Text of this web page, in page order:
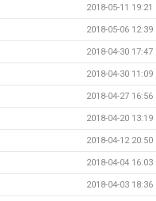
2018-05-11 19:21
2018-05-06 12:39
2018-04-30 17:47
2018-04-30 11:09
2018-04-27 16:56
2018-04-20 13:19
2018-04-12 20:50
2018-04-04 16:03
2018-04-03 18:36